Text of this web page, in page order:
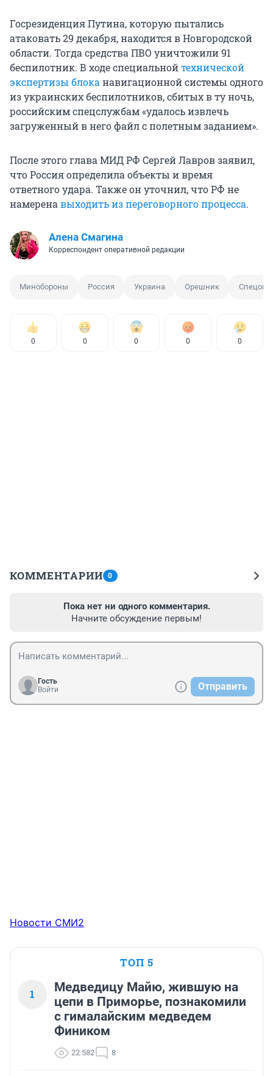
Госрезиденция Путина, которую пытались
атаковать 29 декабря, находится в Новгородской
области. Тогда средства ПВО уничтожили 91
беспилотник. В ходе специальнойтехнической
экспертизы блока навигационной системы одного
из украинских беспилотников, сбитых в ту ночь,
российским спецслужбам «удалось извлечь
загруженный в него файл с полетным заданием».
После этого глава МИД РФ Сергей Лавров заявил,
что Россия определила объекты и время
ответного удара. Также он уточнил, что РФ не
намерена выходить из переговорного процесса.
Алена Смагина
Корреспондент оперативной редакции
Минобороны Россия Украина Орешник
0 0 0 0 0
КОММЕНТАРИИ 0
Пока нет ни одного комментария.
Начните обсуждение первым!
Гость
Войти
Отправить
Новости СМИ2
ТОП 5
1
Медведицу Майю, жившую на
цепи в Приморье, познакомили
с гималайским медведем
Фиником
22 582 8